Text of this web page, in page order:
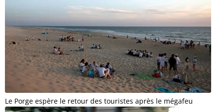
Le Porge espère le retour des touristes après le mégafeu